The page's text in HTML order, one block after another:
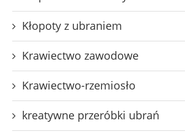
Kłopoty z ubraniem
Krawiectwo zawodowe
Krawiectwo-rzemiosło
kreatywne przeróbki ubrań